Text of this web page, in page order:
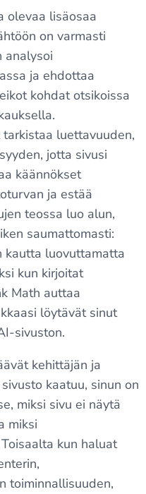
olevaa lisäosaa
on varmasti
analysoi
ja ehdottaa
kohdat otsikoissa
luettavuuden,
jotta sivusi
käännökset
ja estää
teossa luo alun,
saumattomasti:
kautta luovuttamatta
kun kirjoitat
Math auttaa
löytävät sinut
sivuston.
kehittäjän ja
kaatuu, sinun on
miksi sivu ei näytä
miksi
kun haluat
toiminnallisuuden,